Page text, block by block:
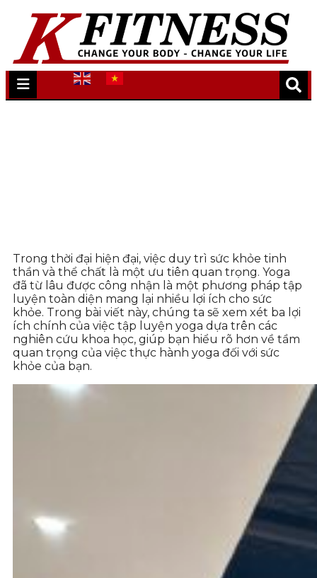
Trong thời đại hiện đại, việc duy trì sức khỏe tinh
thần và thể chất là một ưu tiên quan trọng. Yoga
đã từ lâu được công nhận là một phương pháp tập
luyện toàn diện mang lại nhiều lợi ích cho sức
khỏe. Trong bài viết này, chúng ta sẽ xem xét ba lợi
ích chính của việc tập luyện yoga dựa trên các
nghiên cứu khoa học, giúp bạn hiểu rõ hơn về tầm
quan trọng của việc thực hành yoga đối với sức
khỏe của bạn.